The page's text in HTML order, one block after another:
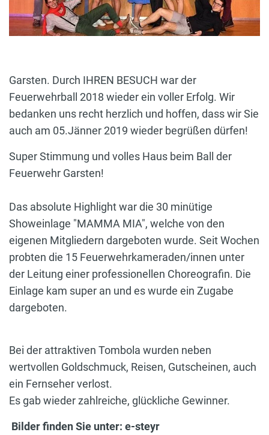
Garsten. Durch IHREN BESUCH war der
Feuerwehrball 2018 wieder ein voller Erfolg. Wir
bedanken uns recht herzlich und hoffen, dass wir Sie
auch am 05.Jänner 2019 wieder begrüßen dürfen!
Super Stimmung und volles Haus beim Ball der
Feuerwehr Garsten!
Das absolute Highlight war die 30 minütige
Showeinlage "MAMMA MIA", welche von den
eigenen Mitgliedern dargeboten wurde. Seit Wochen
probten die 15 Feuerwehrkameraden/innen unter
der Leitung einer professionellen Choreografin. Die
Einlage kam super an und es wurde ein Zugabe
dargeboten.
Bei der attraktiven Tombola wurden neben
wertvollen Goldschmuck, Reisen, Gutscheinen, auch
ein Fernseher verlost.
Es gab wieder zahlreiche, glückliche Gewinner.
Bilder finden Sie unter: e-steyr